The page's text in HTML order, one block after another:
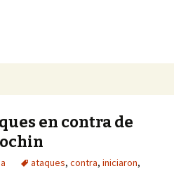
en contra de
ataques, contra, iniciaron,